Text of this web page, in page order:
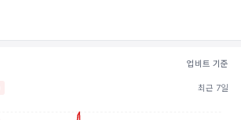
업비트 기준
최근 7일